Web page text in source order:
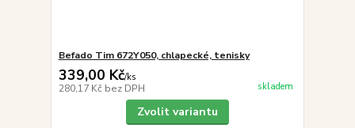
Befado Tim 672Y050, chlapecké, tenisky
339,00 Kč/ks
280,17 Kč bez DPH skladem
Zvolit variantu